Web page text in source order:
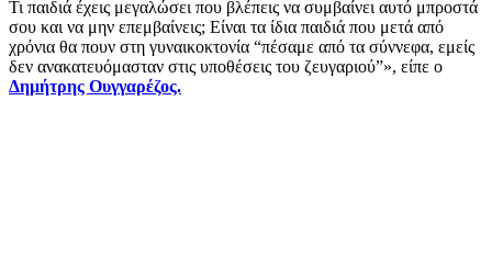
Τι παιδιά έχεις μεγαλώσει που βλέπεις να συμβαίνει αυτό μπροστά
σου και να μην επεμβαίνεις; Είναι τα ίδια παιδιά που μετά από
χρόνια θα πουν στη γυναικοκτονία “πέσαμε από τα σύννεφα, εμείς
δεν ανακατευόμασταν στις υποθέσεις του ζευγαριού”», είπε ο
Δημήτρης Ουγγαρέζος.